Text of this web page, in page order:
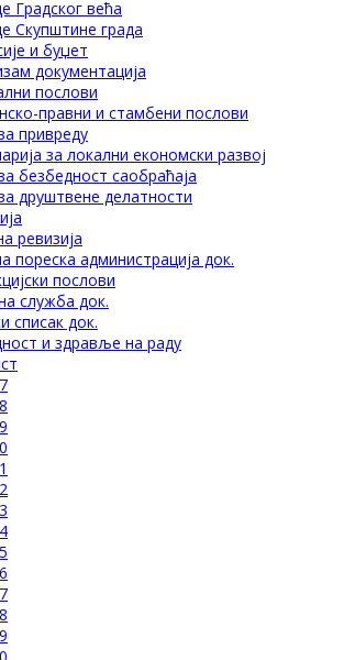
Градског већа
Скупштине града
и буџет
документација
послови
правни и стамбени послови
привреду
за локални економски развој
безбедност саобраћаја
друштвене делатности
ревизија
пореска администрација док.
послови
служба док.
списак док.
и здравље на раду